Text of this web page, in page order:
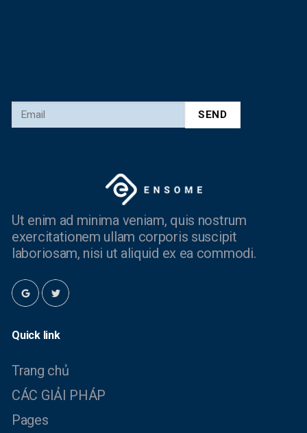
Ut enim ad minima veniam, quis nostrum
exercitationem ullam corporis suscipit
laboriosam, nisi ut aliquid ex ea commodi.
Quick link
Trang chủ
CÁC GIẢI PHÁP
Pages